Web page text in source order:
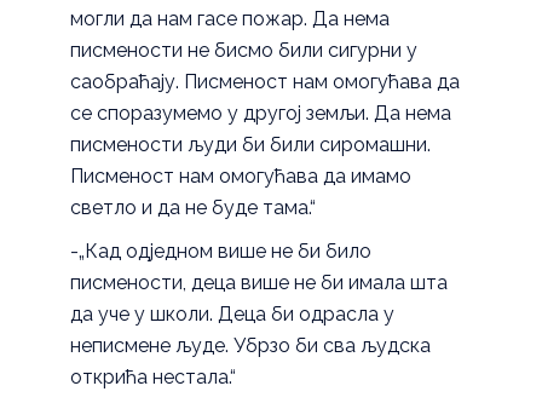
могли да нам гасе пожар. Да нема
писмености не бисмо били сигурни у
саобраћају. Писменост нам омогућава да
се споразумемо у другој земљи. Да нема
писмености људи би били сиромашни.
Писменост нам омогућава да имамо
светло и да не буде тама.“
-„Кад одједном више не би било
писмености, деца више не би имала шта
да уче у школи. Деца би одрасла у
неписмене људе. Убрзо би сва људска
открића нестала.“